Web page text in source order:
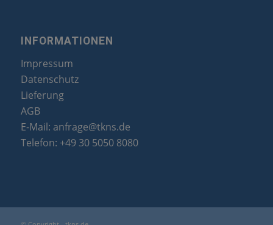
INFORMATIONEN
Impressum
Datenschutz
Lieferung
AGB
E-Mail: anfrage@tkns.de
Telefon: +49 30 5050 8080